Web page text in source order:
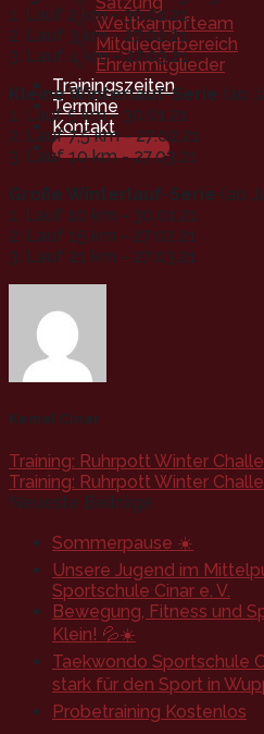
Wettkampfteam
Mitgliederbereich
Ehrenmitglieder
Trainingszeiten
Termine
Kontakt
Mitgliedschaft
1. Lauf 2 km - 30.01.21
2. Lauf 3 km - 27.02.21
3. Lauf 4 km - 27.03.21
Kleine Winterlauf-Serie (ab
1. Lauf 5 km - 30.01.21
2. Lauf 7,5 km - 27.02.21
3. Lauf 10 km - 27.03.21
Große Winterlauf-Serie (ab
1. Lauf 10 km - 30.01.21
2. Lauf 15 km - 27.02.21
3. Lauf 21 km - 27.03.21
Kemal Cinar
Training: Ruhrpott Winter
Training: Ruhrpott Winter
Neueste Beiträge
Sommerpause ☀️
Unsere Jugend im
Sportschule Cinar e. V.
Bewegung, Fitness und
Klein! 💦☀️
Taekwondo Sportschule
stark für den Sport in
Probetraining Kostenlos